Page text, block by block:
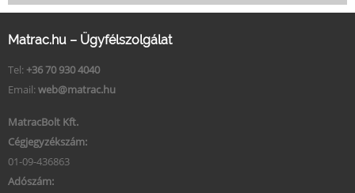
Matrac.hu – Ügyfélszolgálat
Tel: +36 70 930 4040
Email: web@matrac.hu
MatracBolt Kft.
Cégjegyzékszám:
01-09-436863
Adószám: